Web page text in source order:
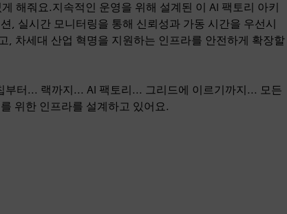
해줘요.지속적인 운영을 위해 설계된 이 AI 팩토리 아키
, 실시간 모니터링을 통해 신뢰성과 가동 시간을 우선시
, 차세대 산업 혁명을 지원하는 인프라를 안전하게 확장할
터... 랙까지... AI 팩토리... 그리드에 이르기까지... 모든
위한 인프라를 설계하고 있어요.